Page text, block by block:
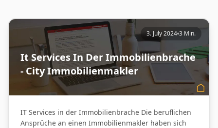
3. July 2024 3 Min.
It Services In Der Immobilienbrache
- City Immobilienmakler
IT Services in der Immobilienbrache Die beruflichen
Ansprüche an einen Immobilienmakler haben sich